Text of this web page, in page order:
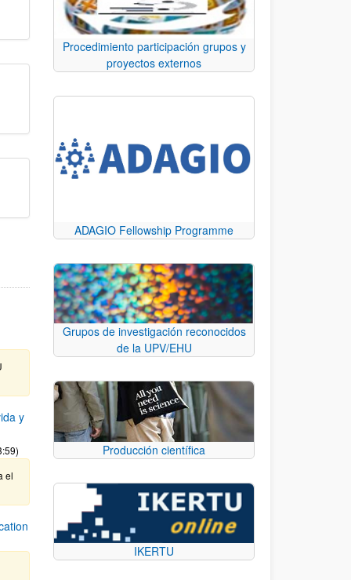
y
el
Procedimiento participación grupos y
proyectos externos
ADAGIO Fellowship Programme
Grupos de investigación reconocidos
de la UPV/EHU
Producción científica
IKERTU